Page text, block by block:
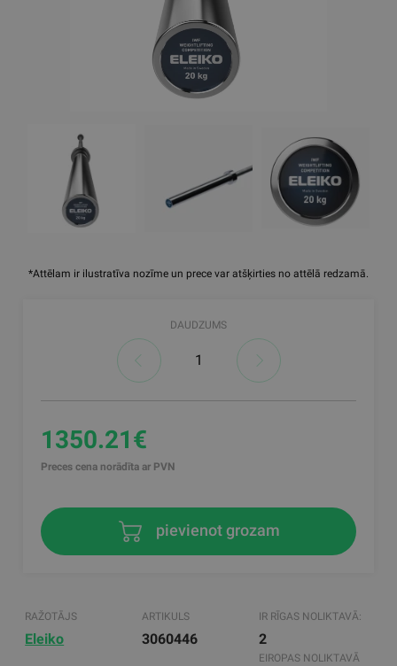
*Attēlam ir ilustratīva nozīme un prece var atšķirties no attēlā redzamā.
DAUDZUMS
1350.21€
Preces cena norādīta ar PVN
pievienot grozam
RAŽOTĀJS
Eleiko
ARTIKULS
3060446
IR RĪGAS NOLIKTAVĀ:
2
EIROPAS NOLIKTAVĀ